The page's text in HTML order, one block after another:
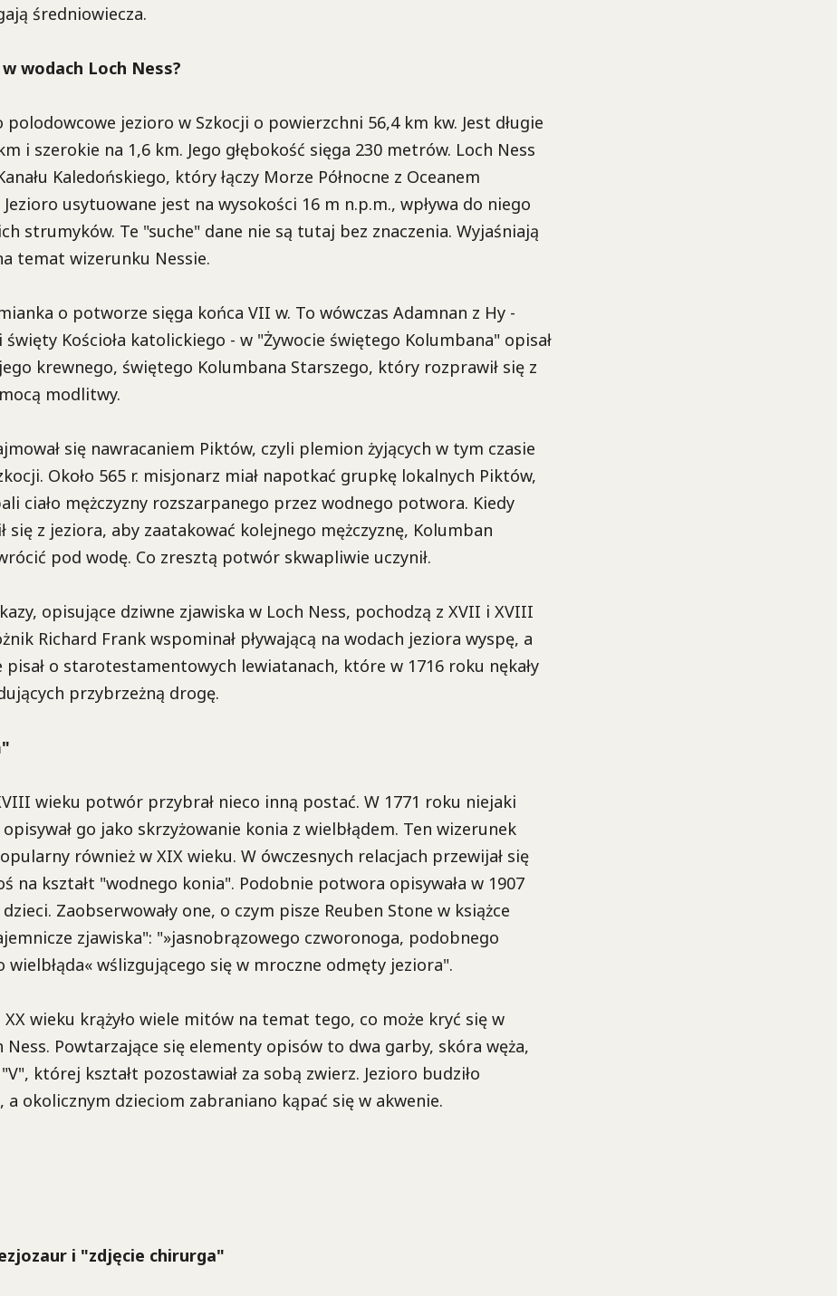
średniowiecza.
wodach Loch Ness?
polodowcowe jezioro w Szkocji o powierzchni 56,4 km kw. Jest długie
i szerokie na 1,6 km. Jego głębokość sięga 230 metrów. Loch Ness
Kaledońskiego, który łączy Morze Północne z Oceanem
usytuowane jest na wysokości 16 m n.p.m., wpływa do niego
strumyków. Te "suche" dane nie są tutaj bez znaczenia. Wyjaśniają
temat wizerunku Nessie.
o potworze sięga końca VII w. To wówczas Adamnan z Hy -
Kościoła katolickiego - w "Żywocie świętego Kolumbana" opisał
krewnego, świętego Kolumbana Starszego, który rozprawił się z
modlitwy.
się nawracaniem Piktów, czyli plemion żyjących w tym czasie
Około 565 r. misjonarz miał napotkać grupkę lokalnych Piktów,
ciało mężczyzny rozszarpanego przez wodnego potwora. Kiedy
się z jeziora, aby zaatakować kolejnego mężczyznę, Kolumban
pod wodę. Co zresztą potwór skwapliwie uczynił.
opisujące dziwne zjawiska w Loch Ness, pochodzą z XVII i XVIII
Richard Frank wspominał pływającą na wodach jeziora wyspę, a
pisał o starotestamentowych lewiatanach, które w 1716 roku nękały
przybrzeżną drogę.
wieku potwór przybrał nieco inną postać. W 1771 roku niejaki
go jako skrzyżowanie konia z wielbłądem. Ten wizerunek
również w XIX wieku. W ówczesnych relacjach przewijał się
na kształt "wodnego konia". Podobnie potwora opisywała w 1907
Zaobserwowały one, o czym pisze Reuben Stone w książce
zjawiska": "»jasnobrązowego czworonoga, podobnego
wielbłąda« wślizgującego się w mroczne odmęty jeziora".
wieku krążyło wiele mitów na temat tego, co może kryć się w
Ness. Powtarzające się elementy opisów to dwa garby, skóra węża,
której kształt pozostawiał za sobą zwierz. Jezioro budziło
a okolicznym dzieciom zabraniano kąpać się w akwenie.
i "zdjęcie chirurga"